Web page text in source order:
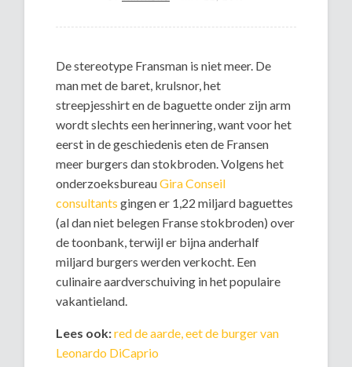
De stereotype Fransman is niet meer. De
man met de baret, krulsnor, het
streepjesshirt en de baguette onder zijn arm
wordt slechts een herinnering, want voor het
eerst in de geschiedenis eten de Fransen
meer burgers dan stokbroden. Volgens het
onderzoeksbureauGira Conseil
consultants gingen er 1,22 miljard baguettes
(al dan niet belegen Franse stokbroden) over
de toonbank, terwijl er bijna anderhalf
miljard burgers werden verkocht. Een
culinaire aardverschuiving in het populaire
vakantieland.
Lees ook:red de aarde, eet de burger van
Leonardo DiCaprio